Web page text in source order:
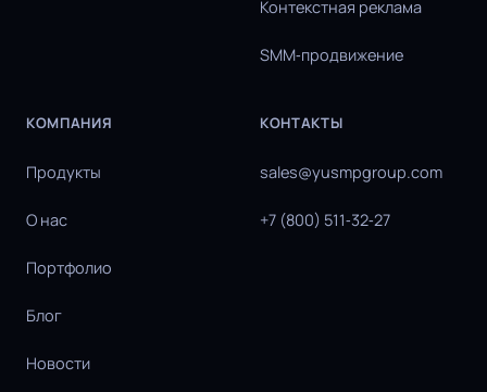
Контекстная реклама
SMM‑продвижение
КОМПАНИЯ
Продукты
О нас
Портфолио
Блог
Новости
КОНТАКТЫ
sales@yusmpgroup.com
+7 (800) 511‑32‑27